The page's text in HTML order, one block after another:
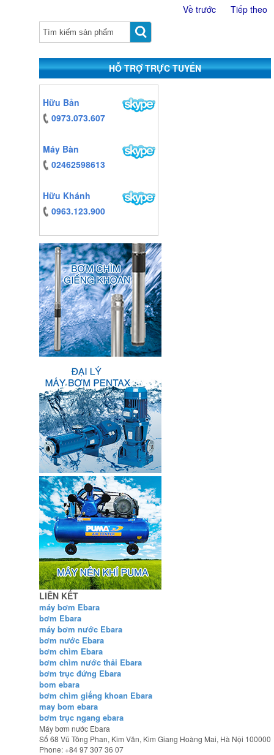
Về trước Tiếp theo
HỖ TRỢ TRỰC TUYẾN
endrolex.com/13
Hữu Bản
0973.073.607
Máy Bàn
02462598613
Hữu Khánh
0963.123.900
https:/www.high-
endrolex.com/13
LIÊN KẾT
máy bơm Ebara
bơm Ebara
máy bơm nước Ebara
bơm nước Ebara
bơm chìm Ebara
bơm chìm nước thải Ebara
bơm trục đứng Ebara
bom ebara
bơm chìm giếng khoan Ebara
may bom ebara
bơm trục ngang ebara
Máy bơm nước Ebara
Số 68 Vũ Tông Phan, Kim Văn, Kim Giang Hoàng Mai, Hà Nội 100000
Phone:+84 97 307 36 07